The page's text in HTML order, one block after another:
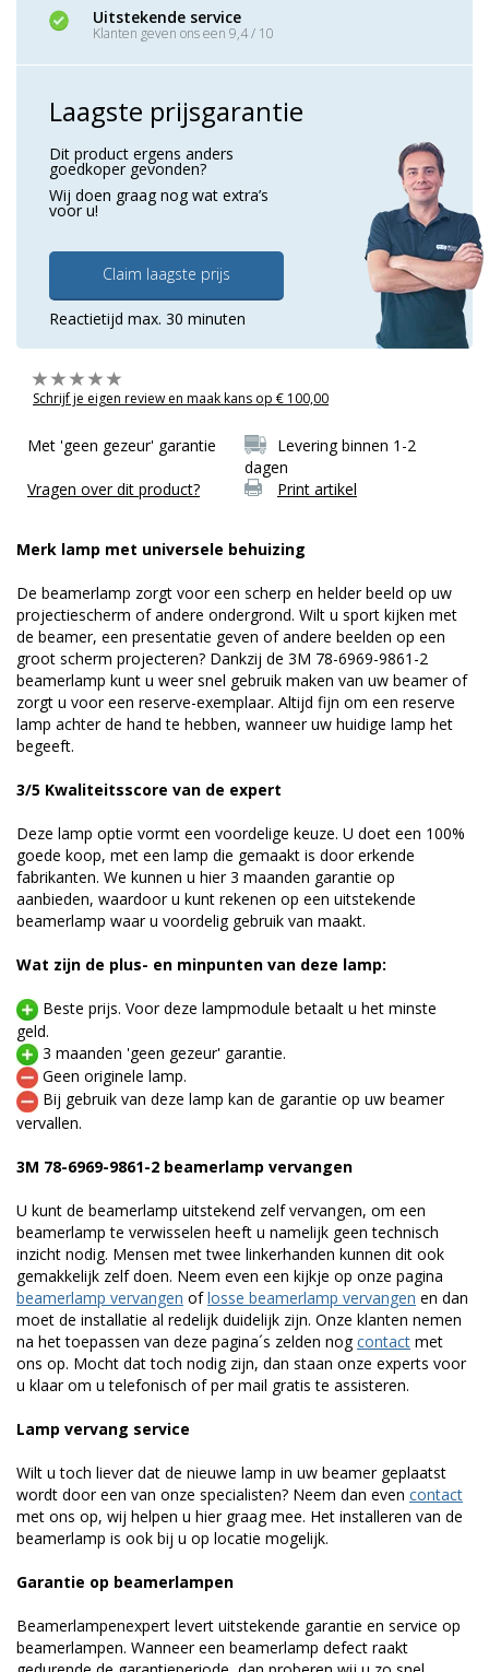
Uitstekende service
Klanten geven ons een 9,4 / 10
Laagste prijsgarantie
Dit product ergens anders
goedkoper gevonden?
Wij doen graag nog wat extra’s
voor u!
Claim laagste prijs
Reactietijd max. 30 minuten
Schrijf je eigen review en maak kans op € 100,00
Met 'geen gezeur' garantie
Levering binnen 1-2
dagen
Vragen over dit product?
Print artikel
Merk lamp met universele behuizing
De beamerlamp zorgt voor een scherp en helder beeld op uw
projectiescherm of andere ondergrond. Wilt u sport kijken met
de beamer, een presentatie geven of andere beelden op een
groot scherm projecteren? Dankzij de 3M 78-6969-9861-2
beamerlamp kunt u weer snel gebruik maken van uw beamer of
zorgt u voor een reserve-exemplaar. Altijd fijn om een reserve
lamp achter de hand te hebben, wanneer uw huidige lamp het
begeeft.
3/5 Kwaliteitsscore van de expert
Deze lamp optie vormt een voordelige keuze. U doet een 100%
goede koop, met een lamp die gemaakt is door erkende
fabrikanten. We kunnen u hier 3 maanden garantie op
aanbieden, waardoor u kunt rekenen op een uitstekende
beamerlamp waar u voordelig gebruik van maakt.
Wat zijn de plus- en minpunten van deze lamp:
Beste prijs. Voor deze lampmodule betaalt u het minste
geld.
3 maanden 'geen gezeur' garantie.
Geen originele lamp.
Bij gebruik van deze lamp kan de garantie op uw beamer
vervallen.
3M 78-6969-9861-2 beamerlamp vervangen
U kunt de beamerlamp uitstekend zelf vervangen, om een
beamerlamp te verwisselen heeft u namelijk geen technisch
inzicht nodig. Mensen met twee linkerhanden kunnen dit ook
gemakkelijk zelf doen. Neem even een kijkje op onze pagina
beamerlamp vervangen oflosse beamerlamp vervangen en dan
moet de installatie al redelijk duidelijk zijn. Onze klanten nemen
na het toepassen van deze pagina´s zelden nogcontact met
ons op. Mocht dat toch nodig zijn, dan staan onze experts voor
u klaar om u telefonisch of per mail gratis te assisteren.
Lamp vervang service
Wilt u toch liever dat de nieuwe lamp in uw beamer geplaatst
wordt door een van onze specialisten? Neem dan even contact
met ons op, wij helpen u hier graag mee. Het installeren van de
beamerlamp is ook bij u op locatie mogelijk.
Garantie op beamerlampen
Beamerlampenexpert levert uitstekende garantie en service op
beamerlampen. Wanneer een beamerlamp defect raakt